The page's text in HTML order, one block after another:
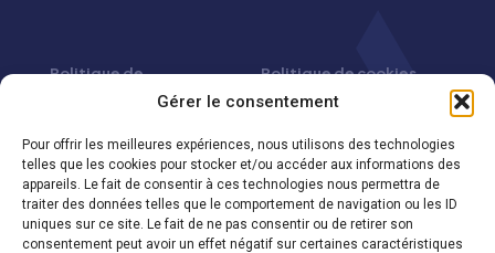
Gérer le consentement
Pour offrir les meilleures expériences, nous utilisons des technologies
telles que les cookies pour stocker et/ou accéder aux informations des
appareils. Le fait de consentir à ces technologies nous permettra de
traiter des données telles que le comportement de navigation ou les ID
uniques sur ce site. Le fait de ne pas consentir ou de retirer son
consentement peut avoir un effet négatif sur certaines caractéristiques
Politique de
confidentialité
Politique de cookies
(UE)